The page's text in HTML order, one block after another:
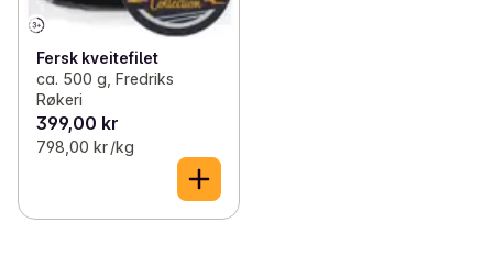
Fersk kveitefilet
ca. 500 g, Fredriks
Røkeri
399,00 kr
798,00 kr /kg